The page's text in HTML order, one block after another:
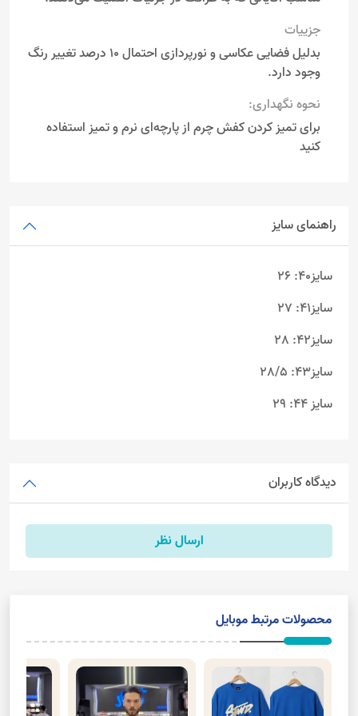
جزییات
بدلیل فضایی عکاسی و نورپردازی احتمال 10 درصد تغییر رنگ
وجود دارد.
نحوه نگهداری:
برای تمیز کردن کفش چرم از پارچه‌ای نرم و تمیز استفاده
کنید
راهنمای سایز
سایز40: 26
سایز41: 27
سایز42: 28
سایز43: 28/5
سایز 44: 29
دیدگاه کاربران
ارسال نظر
محصولات مرتبط موبایل